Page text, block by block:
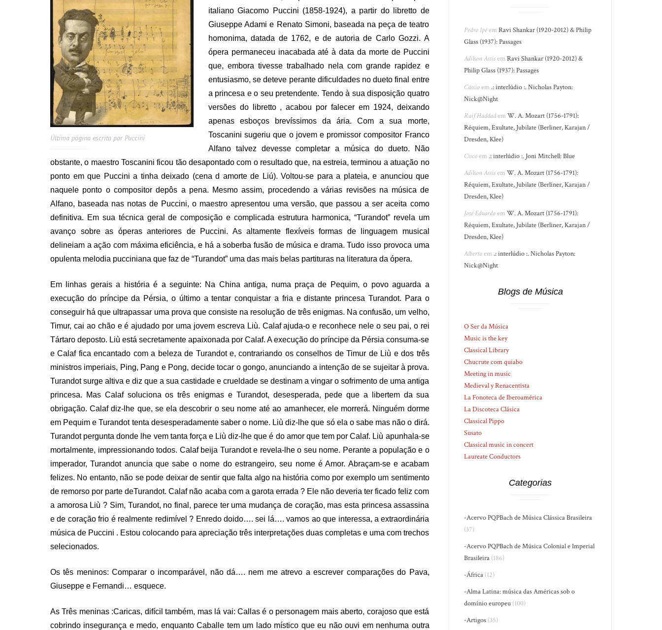
Última página escrita por Puccini
italiano Giacomo Puccini (1858-1924), a partir do libretto de
Giuseppe Adami e Renato Simoni, baseada na peça de teatro
homonima, datada de 1762, e de autoria de Carlo Gozzi. A
ópera permaneceu inacabada até à data da morte de Puccini
que, embora tivesse trabalhado nela com grande rapidez e
entusiasmo, se deteve perante dificuldades no dueto final entre
a princesa e o seu pretendente. Tendo à sua disposição quatro
versões do libretto , acabou por falecer em 1924, deixando
apenas esboços brevíssimos da ária. Com a sua morte,
Toscanini sugeriu que o jovem e promissor compositor Franco
Alfano talvez devesse completar a música do dueto. Não
obstante, o maestro Toscanini ficou tão desapontado com o resultado que, na estreia, terminou a atuação no
ponto em que Puccini a tinha deixado (cena d amorte de Liú). Voltou-se para a plateia, e anunciou que
naquele ponto o compositor depôs a pena. Mesmo assim, procedendo a várias revisões na música de
Alfano, baseada nas notas de Puccini, o maestro apresentou uma versão, que passou a ser aceita como
definitiva. Em sua técnica geral de composição e complicada estrutura harmonica, “Turandot” revela um
avanço sobre as óperas anteriores de Puccini. As altamente flexíveis formas de linguagem musical
delineiam a ação com máxima eficiência, e há a soberba fusão de música e drama. Tudo isso provoca uma
opulenta melodia pucciniana que faz de “Turandot” uma das mais belas partituras na literatura da ópera.
Em linhas gerais a história é a seguinte: Na China antiga, numa praça de Pequim, o povo aguarda a
execução do príncipe da Pérsia, o último a tentar conquistar a fria e distante princesa Turandot. Para o
conseguir há que ultrapassar uma prova que consiste na resolução de três enigmas. Na confusão, um velho,
Timur, cai ao chão e é ajudado por uma jovem escreva Liù. Calaf ajuda-o e reconhece nele o seu pai, o rei
Tártaro deposto. Liù está secretamente apaixonada por Calaf. A execução do príncipe da Pérsia consuma-se
e Calaf fica encantado com a beleza de Turandot e, contrariando os conselhos de Timur de Liù e dos três
ministros imperiais, Ping, Pang e Pong, decide tocar o gongo, anunciando a intenção de se sujeitar à prova.
Turandot surge altiva e diz que a sua castidade e crueldade se destinam a vingar o sofrimento de uma antiga
princesa. Mas Calaf soluciona os três enigmas e Turandot, desesperada, pede que a libertem da sua
obrigação. Calaf diz-lhe que, se ela descobrir o seu nome até ao amanhecer, ele morrerá. Ninguém dorme
em Pequim e Turandot tenta desesperadamente saber o nome. Liù diz-lhe que só ela o sabe mas não o dirá.
Turandot pergunta donde lhe vem tanta força e Liù diz-lhe que é do amor que tem por Calaf. Liù apunhala-se
mortalmente, impressionando todos. Calaf beija Turandot e revela-lhe o seu nome. Perante a população e o
imperador, Turandot anuncia que sabe o nome do estrangeiro, seu nome é Amor. Abraçam-se e acabam
felizes. No entanto, não se pode deixar de sentir que falta algo na história como por exemplo um sentimento
de remorso por parte deTurandot. Calaf não acaba com a garota errada ? Ele não deveria ter ficado feliz com
a amorosa Liù ? Sim, Turandot, no final, parece ter uma mudança de coração, mas esta princesa assassina
e de coração frio é realmente redimível ? Enredo doido…. sei lá…. vamos ao que interessa, a extraordinária
música de Puccini . Estou colocando para apreciação três interpretações duas completas e uma com trechos
selecionados.
Os tês meninos: Comparar o incomparável, não dá…. nem me atrevo a escrever comparações do Pava,
Giuseppe e Fernandi… esquece.
As Três meninas :Caricas, difícil também, mas lá vai: Callas é o personagem mais aberto, corajoso que está
cobrindo insegurança e medo, enquanto Caballe tem um lado místico que eu não ouvi em nenhuma outra
Pedro IpêemRavi Shankar (1920-2012) & Philip
Glass (1937): Passages
Adilson AssisemRavi Shankar (1920-2012) &
Philip Glass (1937): Passages
Cássioem .: interlúdio :. Nicholas Payton:
Nick@Night
Raif HaddademW. A. Mozart (1756-1791):
Réquiem, Exultate, Jubilate (Berliner, Karajan /
Dresden, Klee)
Ciscoem .: interlúdio :. Joni Mitchell: Blue
Adilson AssisemW. A. Mozart (1756-1791):
Réquiem, Exultate, Jubilate (Berliner, Karajan /
Dresden, Klee)
José EduardoemW. A. Mozart (1756-1791):
Réquiem, Exultate, Jubilate (Berliner, Karajan /
Dresden, Klee)
Albertoem .: interlúdio :. Nicholas Payton:
Nick@Night
Blogs de Música
O Ser da Música
Music is the key
Classical Library
Chucrute com quiabo
Meeting in music
Medieval y Renacentista
La Fonoteca de Iberoamérica
La Discoteca Clásica
Classical Pippo
Susato
Classical music in concert
Laureate Conductors
Categorias
-Acervo PQPBach de Música Clássica Brasileira
(37)
-Acervo PQPBach de Música Colonial e Imperial
Brasileira (186)
-África (12)
-Alma Latina: música das Américas sob o
domínio europeu (100)
-Artigos (35)